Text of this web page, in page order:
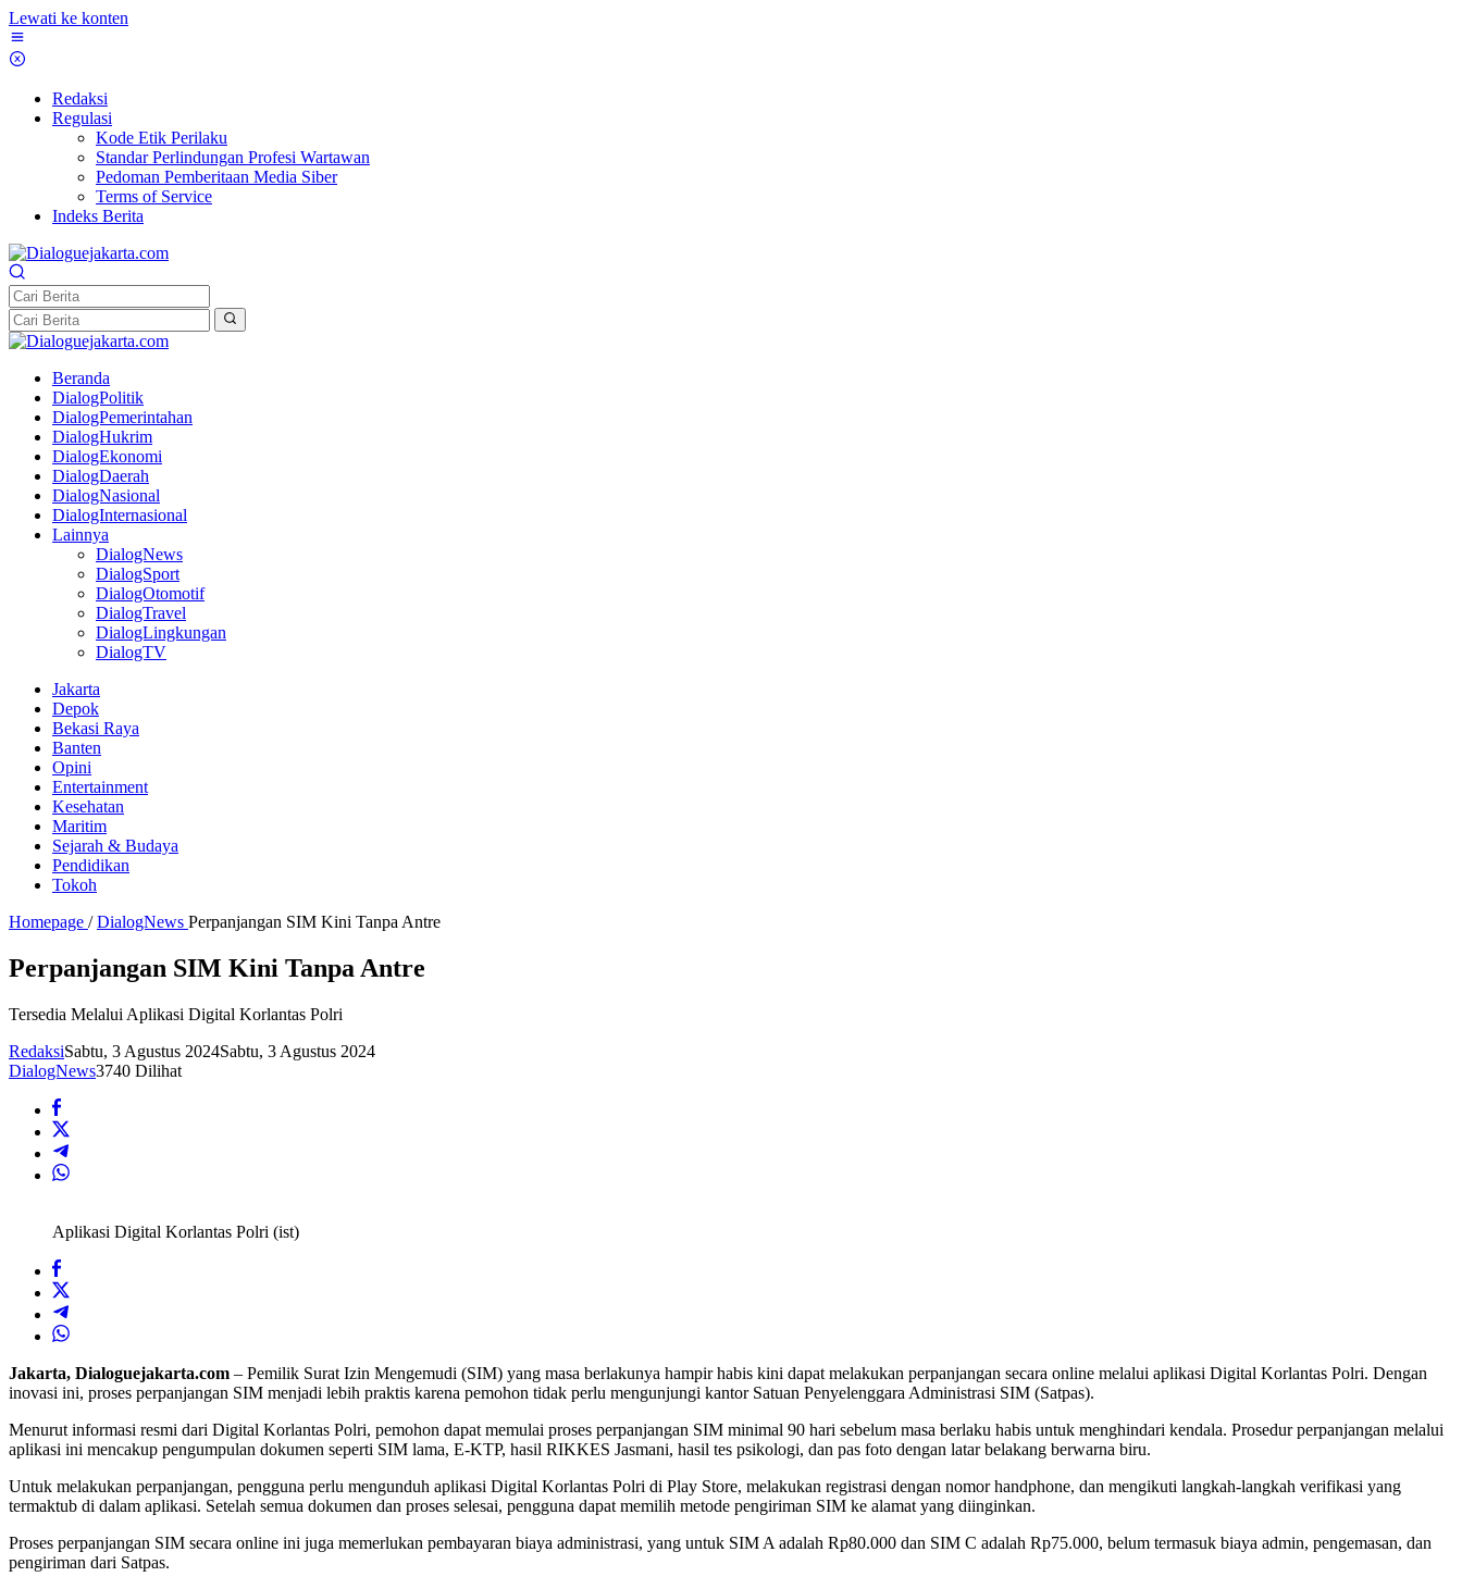
Lewati ke konten
Redaksi
Regulasi
Kode Etik Perilaku
Standar Perlindungan Profesi Wartawan
Pedoman Pemberitaan Media Siber
Terms of Service
Indeks Berita
Beranda
DialogPolitik
DialogPemerintahan
DialogHukrim
DialogEkonomi
DialogDaerah
DialogNasional
DialogInternasional
Lainnya
DialogNews
DialogSport
DialogOtomotif
DialogTravel
DialogLingkungan
DialogTV
Jakarta
Depok
Bekasi Raya
Banten
Opini
Entertainment
Kesehatan
Maritim
Sejarah & Budaya
Pendidikan
Tokoh
Homepage / DialogNews Perpanjangan SIM Kini Tanpa Antre
Perpanjangan SIM Kini Tanpa Antre
Tersedia Melalui Aplikasi Digital Korlantas Polri
RedaksiSabtu, 3 Agustus 2024Sabtu, 3 Agustus 2024
DialogNews3740 Dilihat
Aplikasi Digital Korlantas Polri (ist)
Jakarta, Dialoguejakarta.com – Pemilik Surat Izin Mengemudi (SIM) yang masa berlakunya hampir habis kini dapat melakukan perpanjangan secara online melalui aplikasi Digital Korlantas Polri. Dengan
inovasi ini, proses perpanjangan SIM menjadi lebih praktis karena pemohon tidak perlu mengunjungi kantor Satuan Penyelenggara Administrasi SIM (Satpas).
Menurut informasi resmi dari Digital Korlantas Polri, pemohon dapat memulai proses perpanjangan SIM minimal 90 hari sebelum masa berlaku habis untuk menghindari kendala. Prosedur perpanjangan melalui
aplikasi ini mencakup pengumpulan dokumen seperti SIM lama, E-KTP, hasil RIKKES Jasmani, hasil tes psikologi, dan pas foto dengan latar belakang berwarna biru.
Untuk melakukan perpanjangan, pengguna perlu mengunduh aplikasi Digital Korlantas Polri di Play Store, melakukan registrasi dengan nomor handphone, dan mengikuti langkah-langkah verifikasi yang
termaktub di dalam aplikasi. Setelah semua dokumen dan proses selesai, pengguna dapat memilih metode pengiriman SIM ke alamat yang diinginkan.
Proses perpanjangan SIM secara online ini juga memerlukan pembayaran biaya administrasi, yang untuk SIM A adalah Rp80.000 dan SIM C adalah Rp75.000, belum termasuk biaya admin, pengemasan, dan
pengiriman dari Satpas.